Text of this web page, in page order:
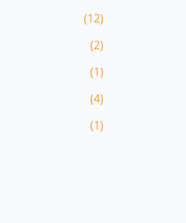
(12)
(2)
(1)
(4)
(1)